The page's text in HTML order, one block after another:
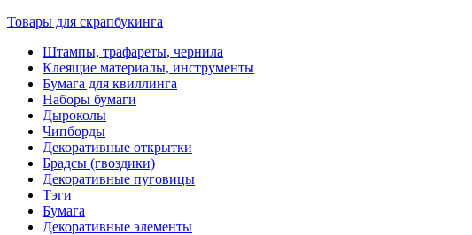
Товары для скрапбукинга
Штампы, трафареты, чернила
Клеящие материалы, инструменты
Бумага для квиллинга
Наборы бумаги
Дыроколы
Чипборды
Декоративные открытки
Брадсы (гвоздики)
Декоративные пуговицы
Тэги
Бумага
Декоративные элементы